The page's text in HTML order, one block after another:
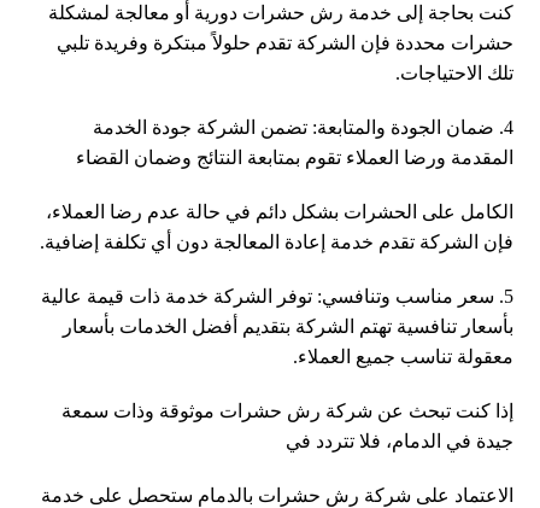
كنت بحاجة إلى خدمة رش حشرات دورية أو معالجة لمشكلة
حشرات محددة فإن الشركة تقدم حلولاً مبتكرة وفريدة تلبي
تلك الاحتياجات.
4. ضمان الجودة والمتابعة: تضمن الشركة جودة الخدمة
المقدمة ورضا العملاء تقوم بمتابعة النتائج وضمان القضاء
الكامل على الحشرات بشكل دائم في حالة عدم رضا العملاء،
فإن الشركة تقدم خدمة إعادة المعالجة دون أي تكلفة إضافية.
5. سعر مناسب وتنافسي: توفر الشركة خدمة ذات قيمة عالية
بأسعار تنافسية تهتم الشركة بتقديم أفضل الخدمات بأسعار
معقولة تناسب جميع العملاء.
إذا كنت تبحث عن شركة رش حشرات موثوقة وذات سمعة
جيدة في الدمام، فلا تتردد في
الاعتماد على شركة رش حشرات بالدمام ستحصل على خدمة